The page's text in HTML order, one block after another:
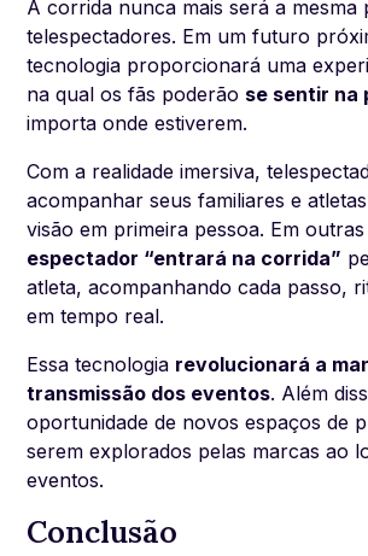
A corrida nunca mais será a mesma
telespectadores. Em um futuro
tecnologia proporcionará uma
na qual os fãs poderão se sentir na
importa onde estiverem.
Com a realidade imersiva,
acompanhar seus familiares e
visão em primeira pessoa. Em
espectador “entrará na corrida”
atleta, acompanhando cada passo,
em tempo real.
Essa tecnologia revolucionará a
transmissão dos eventos. Além
oportunidade de novos espaços de
serem explorados pelas marcas ao
eventos.
Conclusão